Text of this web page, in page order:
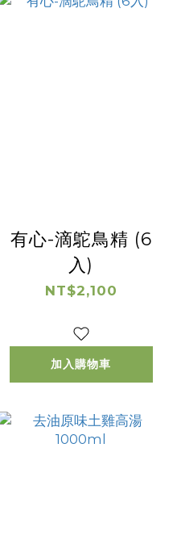
有心-滴鴕鳥精 (6
入)
NT$2,100
加入購物車